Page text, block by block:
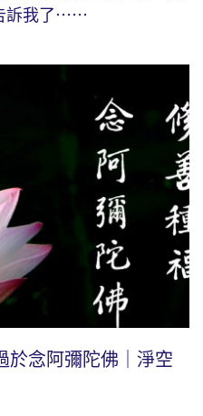
訴我了⋯⋯
於念阿彌陀佛｜淨空